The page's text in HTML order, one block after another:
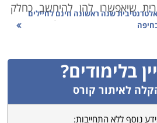
שיאפשרו להן להיחשב כחלק
הממוסדת. המונח "אלטרנטיבית"
בהן משלים את כלי הפעולה
טיפול רבות מאוד הנשענות על
שנה ראשונה חינם לחיילים
בלימודים?
לאיתור קורס
נוסף ללא התחייבות: